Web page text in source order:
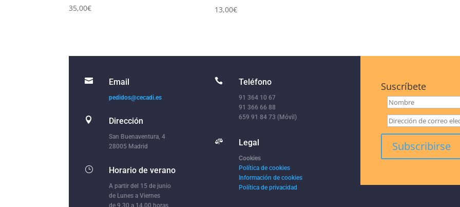
35,00€ 13,00€
 Email
pedidos@cecadi.es
 Dirección
San Buenaventura, 4
28005 Madrid
} Horario de verano
A partir del 15 de junio
de Lunes a Viernes
de 9.30 a 14.00 horas
 Teléfono
91 364 10 67
91 366 66 88
659 91 84 73 (Móvil)
 Legal
Cookies
Política de cookies
Información de cookies
Política de privacidad
Suscríbete